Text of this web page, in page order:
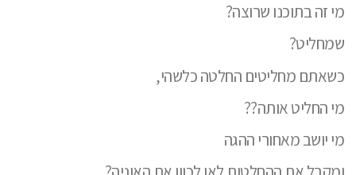
מי זה בתוכנו שרוצה?
שמחליט?
כשאתם מחליטים החלטה כלשהי,
מי החליט אותה??
מי יושב מאחורי ההגה